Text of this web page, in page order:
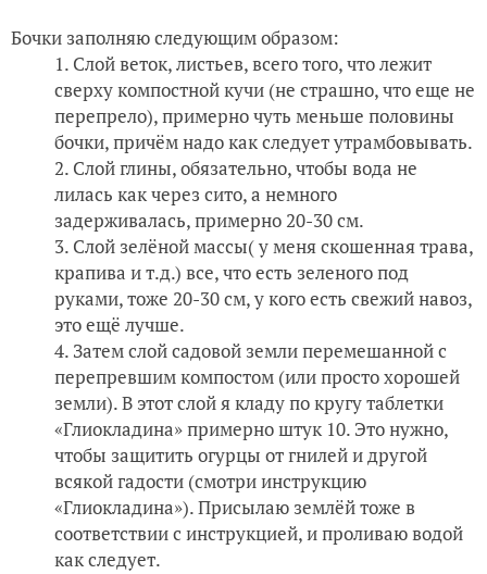
Бочки заполняю следующим образом:
Слой веток, листьев, всего того, что лежит
сверху компостной кучи (не страшно, что еще не
перепрело), примерно чуть меньше половины
бочки, причём надо как следует утрамбовывать.
Слой глины, обязательно, чтобы вода не
лилась как через сито, а немного
задерживалась, примерно 20-30 см.
Слой зелёной массы( у меня скошенная трава,
крапива и т.д.) все, что есть зеленого под
руками, тоже 20-30 см, у кого есть свежий навоз,
это ещё лучше.
Затем слой садовой земли перемешанной с
перепревшим компостом (или просто хорошей
земли). В этот слой я кладу по кругу таблетки
«Глиокладина» примерно штук 10. Это нужно,
чтобы защитить огурцы от гнилей и другой
всякой гадости (смотри инструкцию
«Глиокладина»). Присылаю землёй тоже в
соответствии с инструкцией, и проливаю водой
как следует.